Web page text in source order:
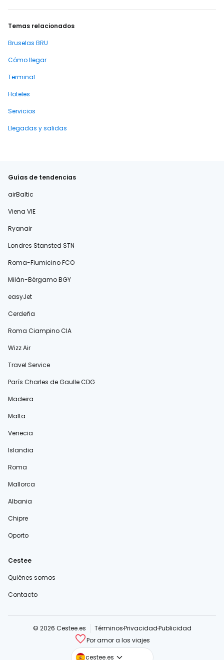
Temas relacionados
Bruselas BRU
Cómo llegar
Terminal
Hoteles
Servicios
Llegadas y salidas
Guías de tendencias
airBaltic
Viena VIE
Ryanair
Londres Stansted STN
Roma-Fiumicino FCO
Milán-Bérgamo BGY
easyJet
Cerdeña
Roma Ciampino CIA
Wizz Air
Travel Service
París Charles de Gaulle CDG
Madeira
Malta
Venecia
Islandia
Roma
Mallorca
Albania
Chipre
Oporto
Cestee
Quiénes somos
Contacto
© 2026 Cestee.es TérminosPrivacidadPublicidad
Por amor a los viajes
cestee.es
cestee.com